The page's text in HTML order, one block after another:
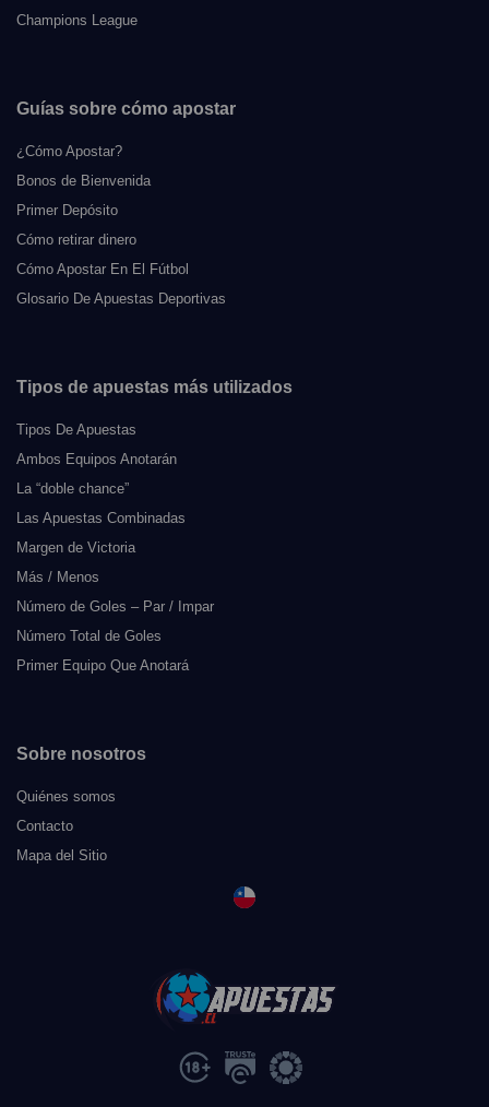
Champions League
Guías sobre cómo apostar
¿Cómo Apostar?
Bonos de Bienvenida
Primer Depósito
Cómo retirar dinero
Cómo Apostar En El Fútbol
Glosario De Apuestas Deportivas
Tipos de apuestas más utilizados
Tipos De Apuestas
Ambos Equipos Anotarán
La “doble chance”
Las Apuestas Combinadas
Margen de Victoria
Más / Menos
Número de Goles – Par / Impar
Número Total de Goles
Primer Equipo Que Anotará
Sobre nosotros
Quiénes somos
Contacto
Mapa del Sitio